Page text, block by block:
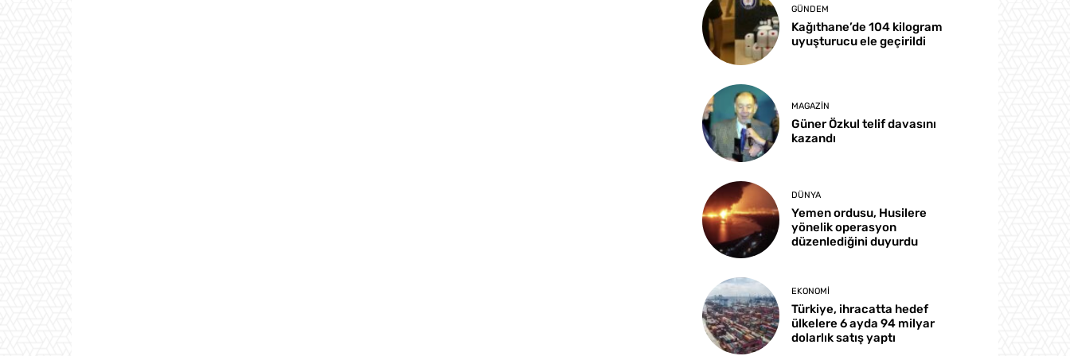
GÜNDEM
Kağıthane’de 104 kilogram
uyuşturucu ele geçirildi
MAGAZIN
Güner Özkul telif davasını
kazandı
DÜNYA
Yemen ordusu, Husilere
yönelik operasyon
düzenlediğini duyurdu
EKONOMI
Türkiye, ihracatta hedef
ülkelere 6 ayda 94 milyar
dolarlık satış yaptı